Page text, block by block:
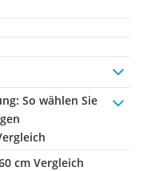
: So wählen Sie
cm Vergleich